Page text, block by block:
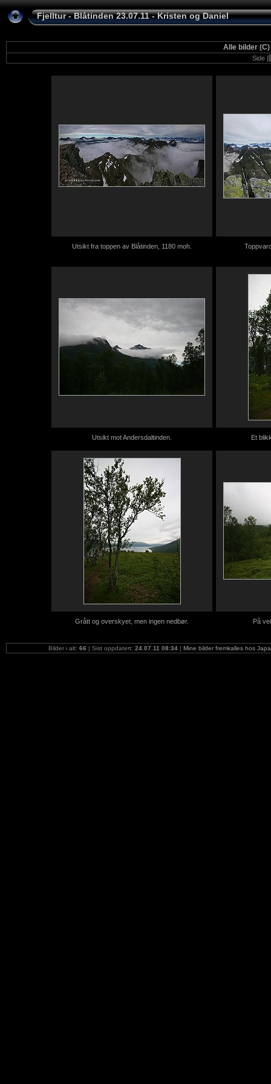
Fjelltur - Blåtinden 23.07.11 - Kristen og Daniel
Alle bilder (C)
Side |
Utsikt fra toppen av Blåtinden, 1180 moh.
Utsikt mot Andersdaltinden. Et
Grått og overskyet, men ingen nedbør. På
Bilder i alt: 66 | Sist oppdatert: 24.07.11 08:34| Mine bilder fremkalles hos